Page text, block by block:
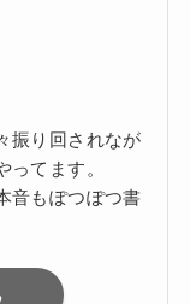
振り回されなが
てます。
音もぽつぽつ書